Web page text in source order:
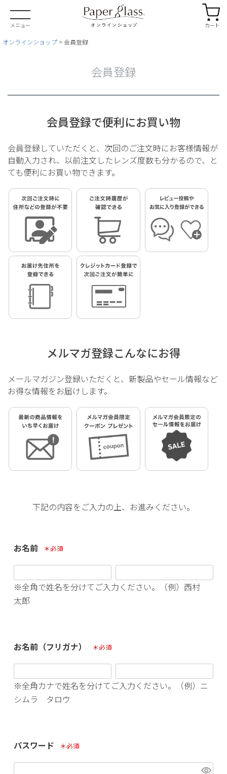
メニュー カート
オンラインショップ 会員登録
会員登録
会員登録で便利にお買い物
会員登録していただくと、次回のご注文時にお客様情報が
自動入力され、 以前注文したレンズ度数も分かるので、と
ても便利にお買い物できます。
メルマガ登録こんなにお得
メールマガジン登録いただくと、新製品やセール情報など
お得な情報をお届けします。
下記の内容をご入力の上、お進みください。
お名前
※全角で姓名を分けてご入力ください。（例）西村
太郎
お名前（フリガナ）
※全角カナで姓名を分けてご入力ください。（例）ニ
シムラ タロウ
パスワード